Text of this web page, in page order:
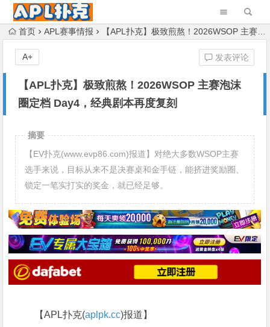
首页 APL赛事情报 【APL扑克】极致煎熬！2026WSOP 主赛泡沫圈定档 Day4，经典剧本再度复刻
【APL扑克】极致煎熬！2026WSOP 主赛泡沫
圈定档 Day4，经典剧本再度复刻
发表评论
A+
摘要
【EV扑克(www.evp86.com)报道】对绝大多数WSOP主赛
选手来说，目标从来不是决赛桌和金手链，能挤进奖励圈、
锁定一笔实打实的奖金，就已经足够。
【APL扑克(aplpk.cc)报道】